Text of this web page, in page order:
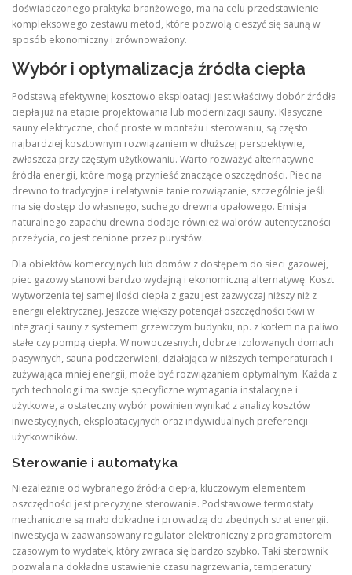
doświadczonego praktyka branżowego, ma na celu przedstawienie
kompleksowego zestawu metod, które pozwolą cieszyć się sauną w
sposób ekonomiczny i zrównoważony.
Wybór i optymalizacja źródła ciepła
Podstawą efektywnej kosztowo eksploatacji jest właściwy dobór źródła
ciepła już na etapie projektowania lub modernizacji sauny. Klasyczne
sauny elektryczne, choć proste w montażu i sterowaniu, są często
najbardziej kosztownym rozwiązaniem w dłuższej perspektywie,
zwłaszcza przy częstym użytkowaniu. Warto rozważyć alternatywne
źródła energii, które mogą przynieść znaczące oszczędności. Piec na
drewno to tradycyjne i relatywnie tanie rozwiązanie, szczególnie jeśli
ma się dostęp do własnego, suchego drewna opałowego. Emisja
naturalnego zapachu drewna dodaje również walorów autentyczności
przeżycia, co jest cenione przez purystów.
Dla obiektów komercyjnych lub domów z dostępem do sieci gazowej,
piec gazowy stanowi bardzo wydajną i ekonomiczną alternatywę. Koszt
wytworzenia tej samej ilości ciepła z gazu jest zazwyczaj niższy niż z
energii elektrycznej. Jeszcze większy potencjał oszczędności tkwi w
integracji sauny z systemem grzewczym budynku, np. z kotłem na paliwo
stałe czy pompą ciepła. W nowoczesnych, dobrze izolowanych domach
pasywnych, sauna podczerwieni, działająca w niższych temperaturach i
zużywająca mniej energii, może być rozwiązaniem optymalnym. Każda z
tych technologii ma swoje specyficzne wymagania instalacyjne i
użytkowe, a ostateczny wybór powinien wynikać z analizy kosztów
inwestycyjnych, eksploatacyjnych oraz indywidualnych preferencji
użytkowników.
Sterowanie i automatyka
Niezależnie od wybranego źródła ciepła, kluczowym elementem
oszczędności jest precyzyjne sterowanie. Podstawowe termostaty
mechaniczne są mało dokładne i prowadzą do zbędnych strat energii.
Inwestycja w zaawansowany regulator elektroniczny z programatorem
czasowym to wydatek, który zwraca się bardzo szybko. Taki sterownik
pozwala na dokładne ustawienie czasu nagrzewania, temperatury